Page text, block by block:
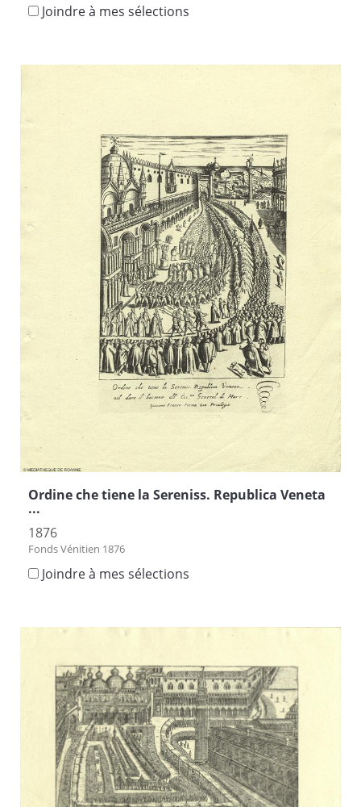
Joindre à mes sélections
Ordine che tiene la Sereniss. Republica Veneta
...
1876
Fonds Vénitien 1876
Joindre à mes sélections